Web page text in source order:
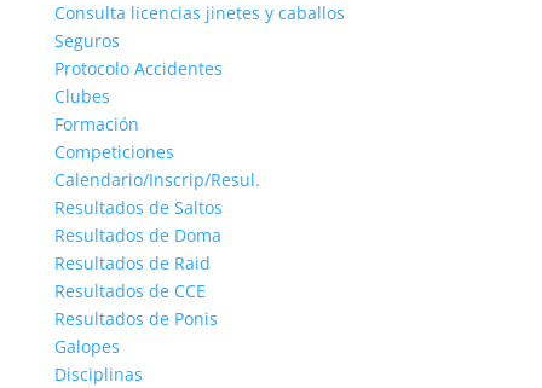
Consulta licencias jinetes y caballos
Seguros
Protocolo Accidentes
Clubes
Formación
Competiciones
Calendario/Inscrip/Resul.
Resultados de Saltos
Resultados de Doma
Resultados de Raid
Resultados de CCE
Resultados de Ponis
Galopes
Disciplinas